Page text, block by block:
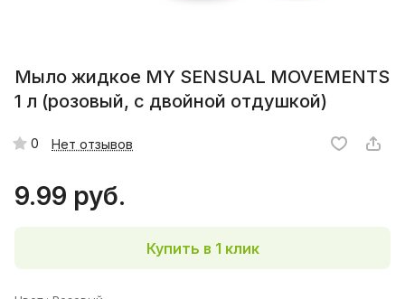
Мыло жидкое MY SENSUAL MOVEMENTS
1 л (розовый, с двойной отдушкой)
0 Нет отзывов
9.99 руб.
Купить в 1 клик